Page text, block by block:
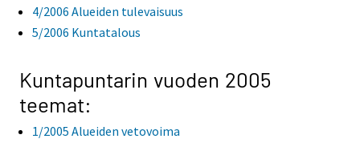
4/2006 Alueiden tulevaisuus
5/2006 Kuntatalous
Kuntapuntarin vuoden 2005
teemat:
1/2005 Alueiden vetovoima